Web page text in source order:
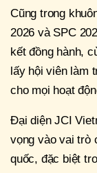
Cũng trong
2026 và SPC
kết đồng hành,
lấy hội viên làm
cho mọi hoạt
Đại diện JCI
vọng vào vai trò
quốc, đặc biệt